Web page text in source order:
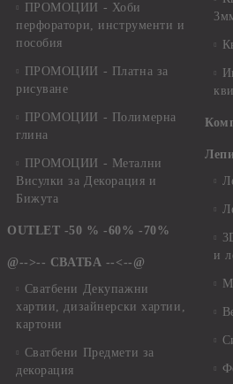
ПРОМОЦИИ - Хоби
перфоратори, инструменти и
пособия
ПРОМОЦИИ - Платна за
рисуване
ПРОМОЦИИ - Полимерна
глина
ПРОМОЦИИ - Метални
Висулки за Декорация и
Бижута
OUTLET -50 % -60% -70%
@-->-- СВАТБА --<--@
Сватбени Декупажни
хартии, дизайнерски хартии,
картони
Сватбени Предмети за
декорация
и